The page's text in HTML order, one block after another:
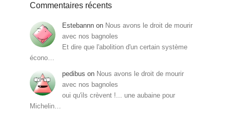
Commentaires récents
Estebannn on Nous avons le droit de mourir
avec nos bagnoles
Et dire que l'abolition d'un certain système
écono…
pedibus on Nous avons le droit de mourir
avec nos bagnoles
oui qu'ils crèvent !... une aubaine pour
Michelin…